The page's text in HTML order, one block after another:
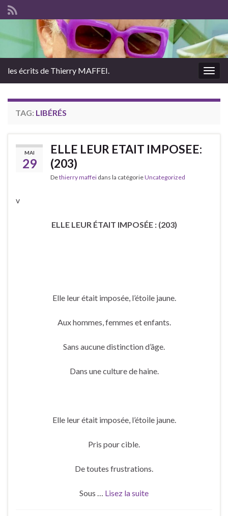
les écrits de Thierry MAFFEI.
TAG: LIBÉRÉS
MAI
29
ELLE LEUR ETAIT IMPOSEE:
(203)
Dethierry maffei dans la catégorieUncategorized
v
ELLE LEUR ÉTAIT IMPOSÉE : (203)
Elle leur était imposée, l’étoile jaune.
Aux hommes, femmes et enfants.
Sans aucune distinction d’âge.
Dans une culture de haine.
Elle leur était imposée, l’étoile jaune.
Pris pour cible.
De toutes frustrations.
Sous … Lisez la suite